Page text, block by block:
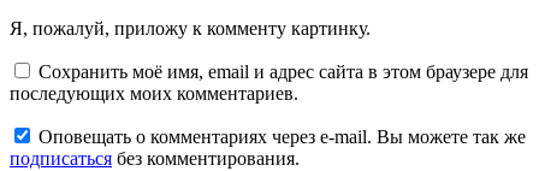
Я, пожалуй, приложу к комменту картинку.
Сохранить моё имя, email и адрес сайта в этом браузере для
последующих моих комментариев.
Оповещать о комментариях через e-mail. Вы можете так же
подписаться без комментирования.